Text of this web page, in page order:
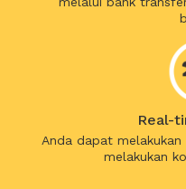
Real-
Anda dapat
melakukan